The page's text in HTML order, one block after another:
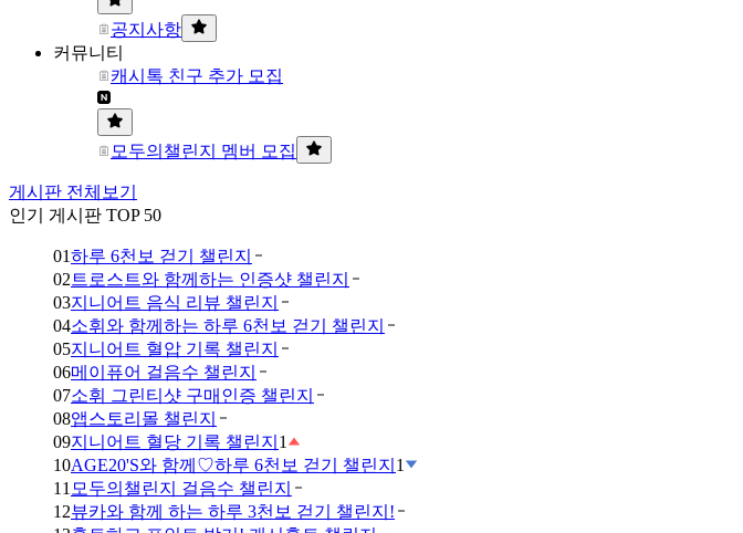
공지사항
커뮤니티
캐시톡 친구 추가 모집
모두의챌린지 멤버 모집
게시판 전체보기
인기 게시판 TOP 50
01하루 6천보 걷기 챌린지
02 트로스트와 함께하는 인증샷 챌린지
03지니어트 음식 리뷰 챌린지
04소휘와 함께하는 하루 6천보 걷기 챌린지
05지니어트 혈압 기록 챌린지
06메이퓨어 걸음수 챌린지
07소휘 그린티샷 구매인증 챌린지
08앱스토리몰 챌린지
09지니어트 혈당 기록 챌린지 1
10AGE20'S와 함께♡하루 6천보 걷기 챌린지 1
11 모두의챌린지 걸음수 챌린지
12뷰카와 함께 하는 하루 3천보 걷기 챌린지!